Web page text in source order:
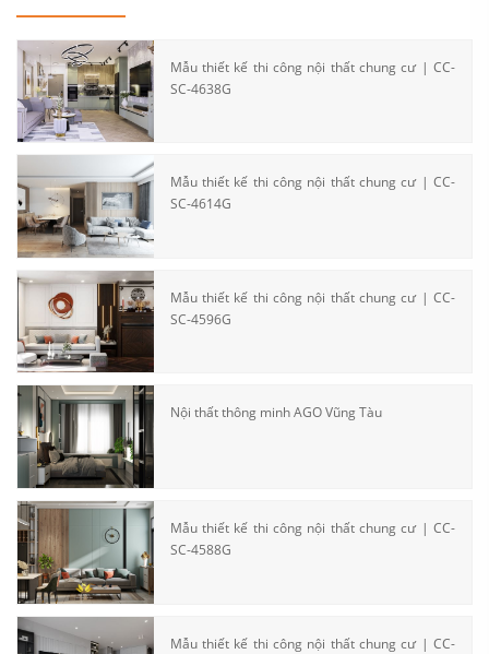
Mẫu thiết kế thi công nội thất chung cư khu vực phòng ngủ master
Mẫu thiết kế thi công nội thất chung cư | CC-
SC-4638G
Mẫu thiết kế thi công nội thất chung cư | CC-
SC-4614G
Mẫu thiết kế thi công nội thất chung cư | CC-
SC-4596G
Nội thất thông minh AGO Vũng Tàu
Mẫu thiết kế thi công nội thất chung cư | CC-
SC-4588G
Mẫu thiết kế thi công nội thất chung cư | CC-